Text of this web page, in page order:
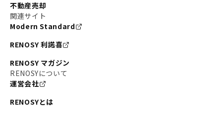
不動産売却
関連サイト
Modern Standard
RENOSY 利諾喜
RENOSY マガジン
RENOSYについて
運営会社
RENOSYとは